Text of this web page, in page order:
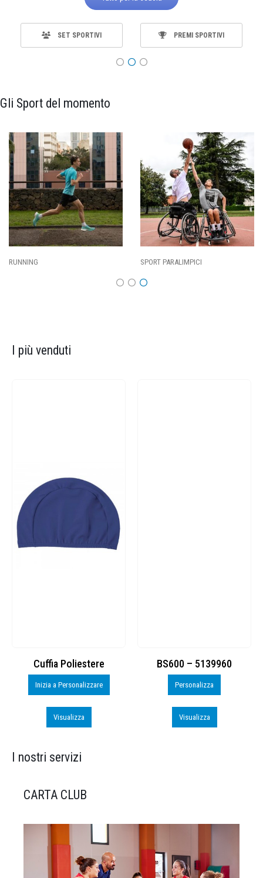
SET SPORTIVI PREMI SPORTIVI
Gli Sport del momento
SPORT PARALIMPICI
I più venduti
Cuffia Poliestere
Inizia a Personalizzare
Visualizza
BS600 – 5139960
Personalizza
Visualizza
I nostri servizi
CARTA CLUB